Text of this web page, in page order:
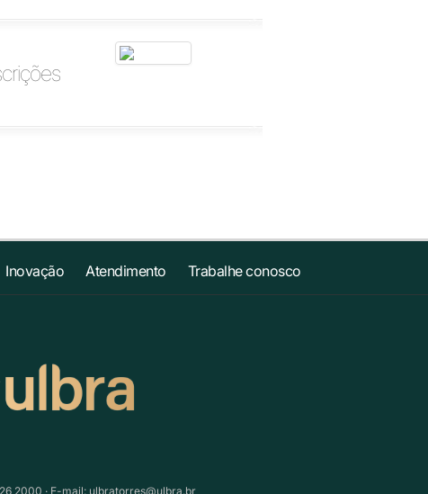
Inovação Atendimento Trabalhe conosco
2000 · E-mail: ulbratorres@ulbra.br